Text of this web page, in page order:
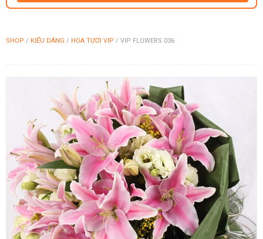
SHOP / KIỂU DÁNG / HOA TƯƠI VIP / VIP FLOWERS 036
CHỦ ĐỀ
HOA CƯỚI
QUÀ TẶNG
QUÀ TẾT 2026
HƯỚNG DẪN MUA HÀNG